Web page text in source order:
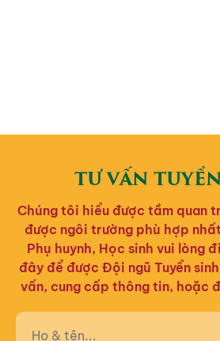
TƯ VẤN
Chúng tôi hiểu được tầm quan
được ngôi trường phù hợp
Phụ huynh, Học sinh vui lòng
đây để được Đội ngũ Tuyển
vấn, cung cấp thông tin, hoặc